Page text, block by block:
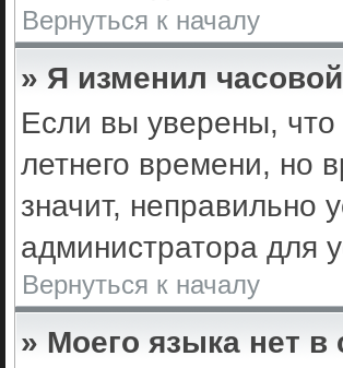
Вернуться к началу
» Я изменил
Если вы уверены, что
летнего времени, но
значит, неправильно
администратора для
Вернуться к началу
» Моего языка нет в